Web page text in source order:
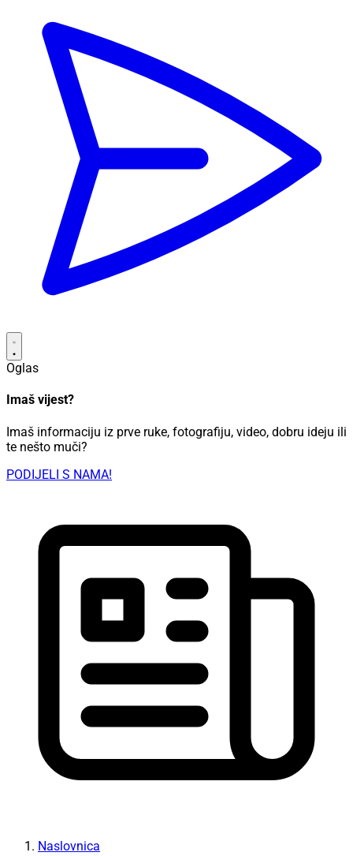
Oglas
Imaš vijest?
Imaš informaciju iz prve ruke, fotografiju, video, dobru ideju ili
te nešto muči?
PODIJELI S NAMA!
Naslovnica